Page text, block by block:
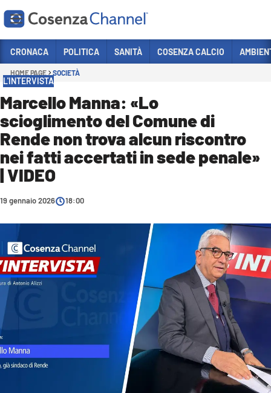
Sezioni
POLITICA
COSENZA CALCIO
ECONOMIA E LAVORO
ITALIA MONDO
SANITÀ
CULTURA
AMBIENTE
LAC NETWORK
LAC ONAIR
CRONACA POLITICA SANITÀ COSENZA CALCIO
HOME PAGE SOCIETÀ
L'INTERVISTA
Marcello Manna: «Lo
scioglimento del Comune di
Rende non trova alcun riscontro
nei fatti accertati in sede penale»
| VIDEO
19 gennaio 2026 18:00